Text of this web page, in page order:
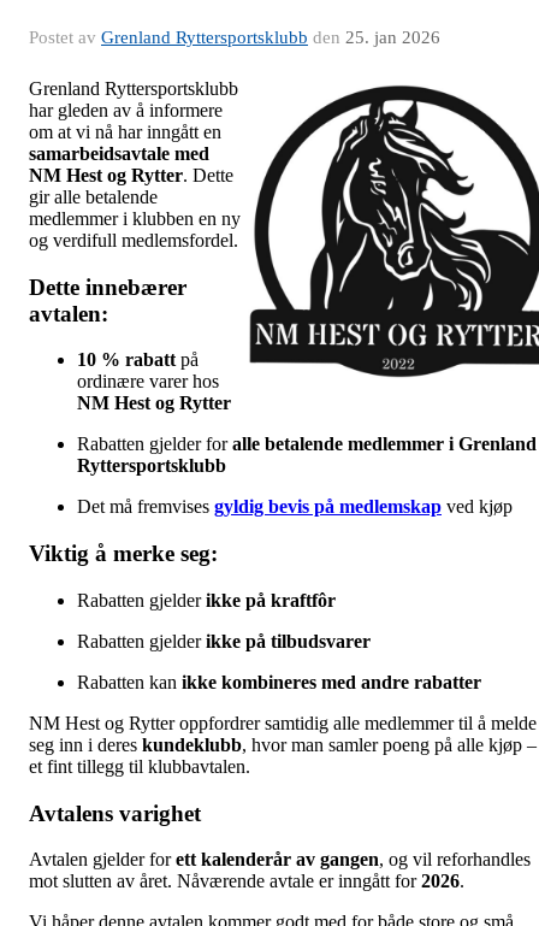
Postet av Grenland Ryttersportsklubb den 25. jan 2026
Grenland Ryttersportsklubb
har gleden av å informere
om at vi nå har inngått en
samarbeidsavtale med
NM Hest og Rytter. Dette
gir alle betalende
medlemmer i klubben en ny
og verdifull medlemsfordel.
Dette innebærer
avtalen:
10 % rabattpå
ordinære varer hos
NM Hest og Rytter
Rabatten gjelder foralle betalende medlemmer i Grenland
Ryttersportsklubb
Det må fremvises gyldig bevis på medlemskap ved kjøp
Viktig å merke seg:
Rabatten gjelderikke på kraftfôr
Rabatten gjelderikke på tilbudsvarer
Rabatten kan ikke kombineres med andre rabatter
NM Hest og Rytter oppfordrer samtidig alle medlemmer til å melde
seg inn i deres kundeklubb, hvor man samler poeng på alle kjøp –
et fint tillegg til klubbavtalen.
Avtalens varighet
Avtalen gjelder forett kalenderår av gangen, og vil reforhandles
mot slutten av året. Nåværende avtale er inngått for2026.